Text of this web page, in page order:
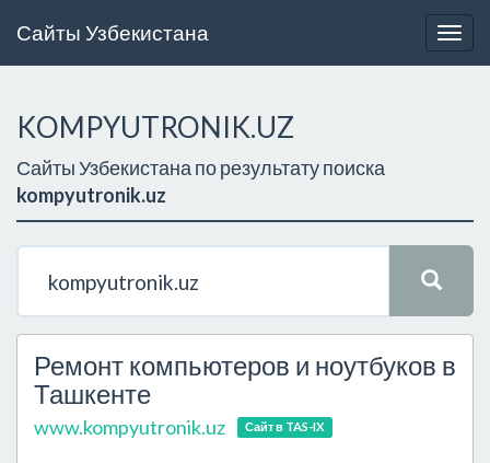
Сайты Узбекистана
KOMPYUTRONIK.UZ
Сайты Узбекистана по результату поиска
kompyutronik.uz
Ремонт компьютеров и ноутбуков в
Ташкенте
www.kompyutronik.uz Сайт в TAS-IX